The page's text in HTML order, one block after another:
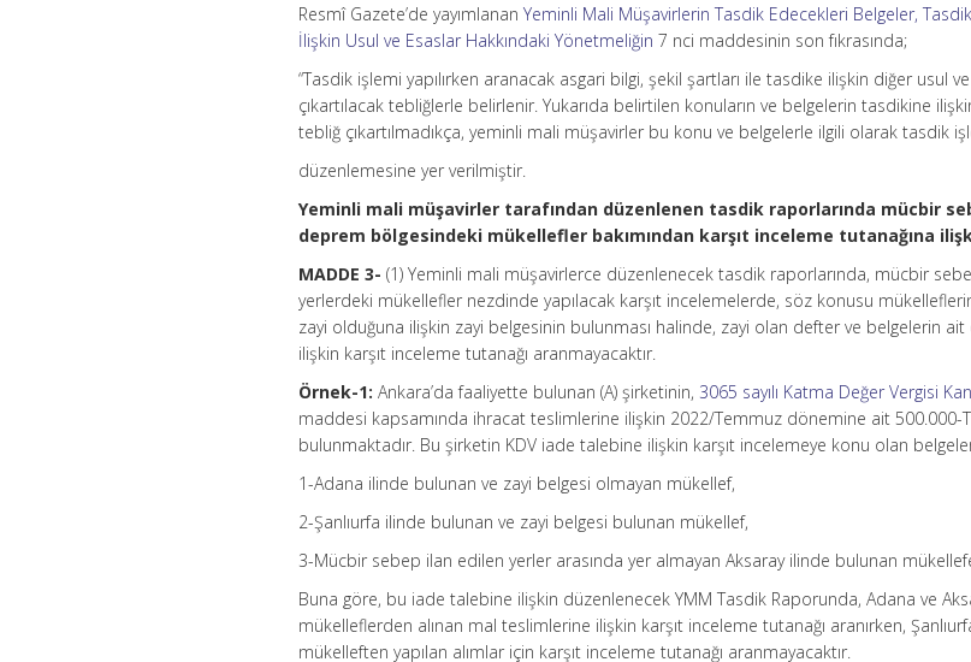
Resmî Gazete’de yayımlananYeminli Mali Müşavirlerin Tasdik Edecekleri Belgeler,
İlişkin Usul ve Esaslar Hakkındaki Yönetmeliğin 7 nci maddesinin son fıkrasında;
“Tasdik işlemi yapılırken aranacak asgari bilgi, şekil şartları ile tasdike ilişkin diğer usul
çıkartılacak tebliğlerle belirlenir. Yukarıda belirtilen konuların ve belgelerin tasdikine
tebliğ çıkartılmadıkça, yeminli mali müşavirler bu konu ve belgelerle ilgili olarak tasdik
düzenlemesine yer verilmiştir.
Yeminli mali müşavirler tarafından düzenlenen tasdik raporlarında mücbir
deprem bölgesindeki mükellefler bakımından karşıt inceleme tutanağına
MADDE 3-(1) Yeminli mali müşavirlerce düzenlenecek tasdik raporlarında, mücbir
yerlerdeki mükellefler nezdinde yapılacak karşıt incelemelerde, söz konusu
zayi olduğuna ilişkin zayi belgesinin bulunması halinde, zayi olan defter ve belgelerin
ilişkin karşıt inceleme tutanağı aranmayacaktır.
Örnek-1:Ankara’da faaliyette bulunan (A) şirketinin, 3065 sayılı Katma Değer Vergisi
maddesi kapsamında ihracat teslimlerine ilişkin 2022/Temmuz dönemine ait 500.000-
bulunmaktadır. Bu şirketin KDV iade talebine ilişkin karşıt incelemeye konu olan
1-Adana ilinde bulunan ve zayi belgesi olmayan mükellef,
2-Şanlıurfa ilinde bulunan ve zayi belgesi bulunan mükellef,
3-Mücbir sebep ilan edilen yerler arasında yer almayan Aksaray ilinde bulunan
Buna göre, bu iade talebine ilişkin düzenlenecek YMM Tasdik Raporunda, Adana ve
mükelleflerden alınan mal teslimlerine ilişkin karşıt inceleme tutanağı aranırken,
mükelleften yapılan alımlar için karşıt inceleme tutanağı aranmayacaktır.